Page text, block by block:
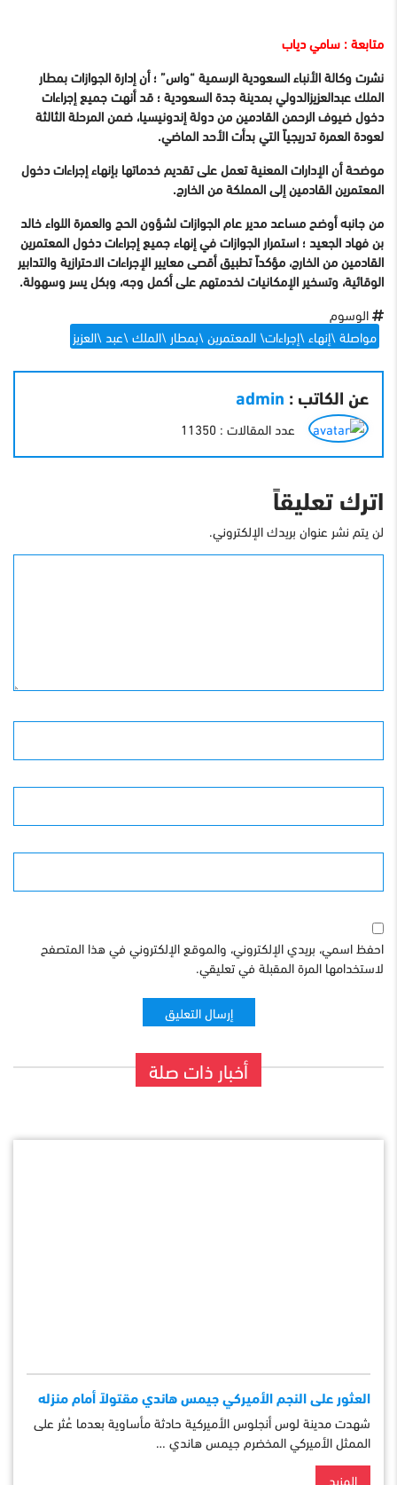
متابعة : سامي دياب
نشرت وكالة الأنباء السعودية الرسمية “واس” ؛ أن إدارة الجوازات بمطار
الملك عبدالعزيزالدولي بمدينة جدة السعودية ؛ قد أنهت جميع إجراءات
دخول ضيوف الرحمن القادمين من دولة إندونيسيا، ضمن المرحلة الثالثة
لعودة العمرة تدريجياً التي بدأت الأحد الماضي.
موضحة أن الإدارات المعنية تعمل على تقديم خدماتها بإنهاء إجراءات دخول
المعتمرين القادمين إلى المملكة من الخارج.
من جانبه أوضح مساعد مدير عام الجوازات لشؤون الحج والعمرة اللواء خالد
بن فهاد الجعيد ؛ استمرار الجوازات في إنهاء جميع إجراءات دخول المعتمرين
القادمين من الخارج، مؤكداً تطبيق أقصى معايير الإجراءات الاحترازية والتدابير
الوقائية، وتسخير الإمكانيات لخدمتهم على أكمل وجه، وبكل يسر وسهولة.
الوسوم
مواصلة \إنهاء \إجراءات\ المعتمرين \بمطار \الملك \عبد \العزيز
عن الكاتب : admin
عدد المقالات : 11350
اترك تعليقاً
لن يتم نشر عنوان بريدك الإلكتروني.
احفظ اسمي، بريدي الإلكتروني، والموقع الإلكتروني في هذا المتصفح
لاستخدامها المرة المقبلة في تعليقي.
أخبار ذات صلة
العثور على النجم الأميركي جيمس هاندي مقتولاً أمام منزله
شهدت مدينة لوس أنجلوس الأميركية حادثة مأساوية بعدما عُثر على
الممثل الأميركي المخضرم جيمس هاندي …
المزيد